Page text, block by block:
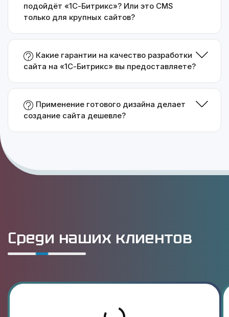
подойдёт «1С-Битрикс»? Или это CMS
только для крупных сайтов?
Какие гарантии на качество разработки
сайта на «1С-Битрикс» вы предоставляете?
Применение готового дизайна делает
создание сайта дешевле?
Среди наших клиентов